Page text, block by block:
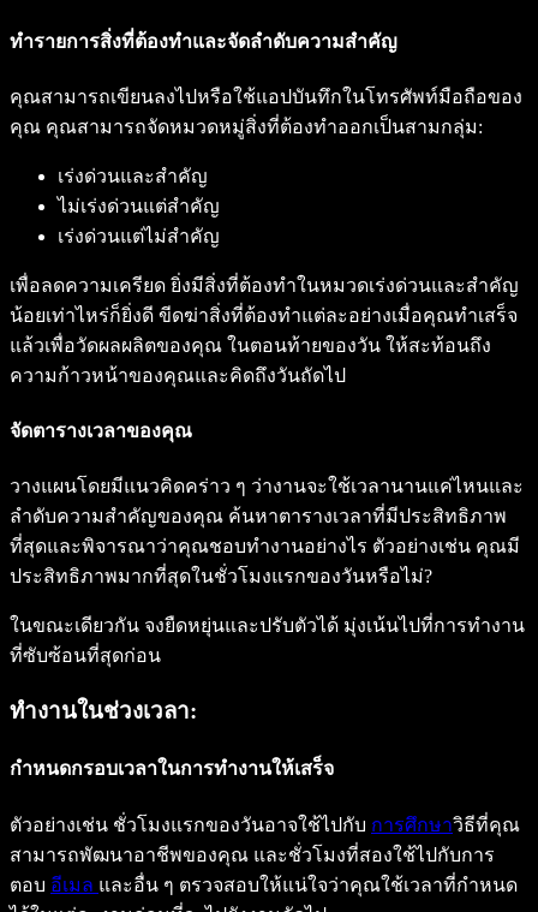
ทำรายการสิ่งที่ต้องทำและจัดลำดับความสำคัญ
คุณสามารถเขียนลงไปหรือใช้แอปบันทึกในโทรศัพท์มือถือของ
คุณ คุณสามารถจัดหมวดหมู่สิ่งที่ต้องทำออกเป็นสามกลุ่ม:
เร่งด่วนและสำคัญ
ไม่เร่งด่วนแต่สำคัญ
เร่งด่วนแต่ไม่สำคัญ
เพื่อลดความเครียด ยิ่งมีสิ่งที่ต้องทำในหมวดเร่งด่วนและสำคัญ
น้อยเท่าไหร่ก็ยิ่งดี ขีดฆ่าสิ่งที่ต้องทำแต่ละอย่างเมื่อคุณทำเสร็จ
แล้วเพื่อวัดผลผลิตของคุณ ในตอนท้ายของวัน ให้สะท้อนถึง
ความก้าวหน้าของคุณและคิดถึงวันถัดไป
จัดตารางเวลาของคุณ
วางแผนโดยมีแนวคิดคร่าว ๆ ว่างานจะใช้เวลานานแค่ไหนและ
ลำดับความสำคัญของคุณ ค้นหาตารางเวลาที่มีประสิทธิภาพ
ที่สุดและพิจารณาว่าคุณชอบทำงานอย่างไร ตัวอย่างเช่น คุณมี
ประสิทธิภาพมากที่สุดในชั่วโมงแรกของวันหรือไม่?
ในขณะเดียวกัน จงยืดหยุ่นและปรับตัวได้ มุ่งเน้นไปที่การทำงาน
ที่ซับซ้อนที่สุดก่อน
ทำงานในช่วงเวลา:
กำหนดกรอบเวลาในการทำงานให้เสร็จ
ตัวอย่างเช่น ชั่วโมงแรกของวันอาจใช้ไปกับ การศึกษาวิธีที่คุณ
สามารถพัฒนาอาชีพของคุณ และชั่วโมงที่สองใช้ไปกับการ
ตอบ อีเมล และอื่น ๆ ตรวจสอบให้แน่ใจว่าคุณใช้เวลาที่กำหนด